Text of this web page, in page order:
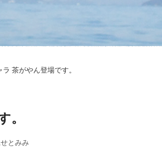
茶がやん登場です。
。
せとみみ